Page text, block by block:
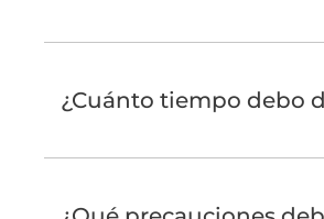
¿Cuánto tiempo debo